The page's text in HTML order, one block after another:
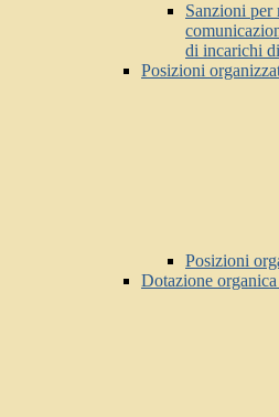
Sanzioni per
di incarichi
Posizioni
Posizioni
Dotazione organica